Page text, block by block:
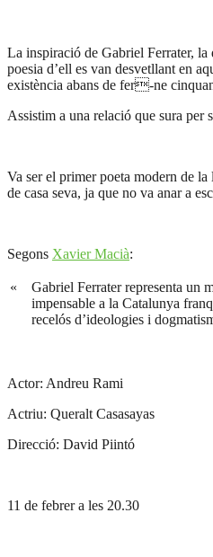
La inspiració de Gabriel Ferrater, la
poesia d’ell es van desvetllant en
existència abans de fer-ne
Assistim a una relació que sura per
Va ser el primer poeta modern de
de casa seva, ja que no va anar a
Segons Xavier Macià:
«
Gabriel Ferrater representa un
impensable a la Catalunya
recelós d’ideologies i
Actor: Andreu Rami
Actriu: Queralt Casasayas
Direcció: David Piintó
11 de febrer a les 20.30